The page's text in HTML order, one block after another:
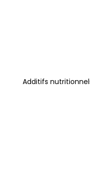
Additifs